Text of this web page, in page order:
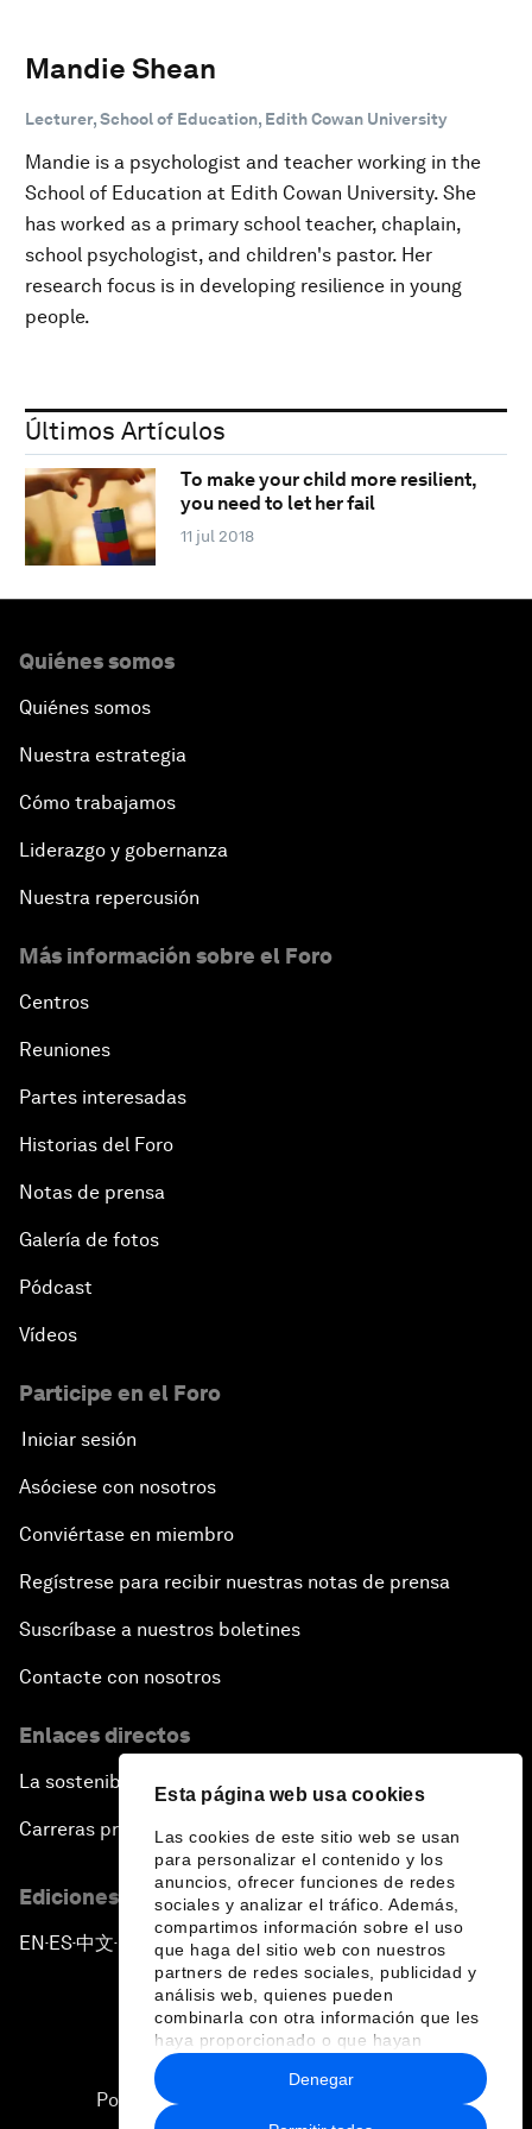
Esta página web usa cookies
Las cookies de este sitio web se usan
para personalizar el contenido y los
anuncios, ofrecer funciones de redes
sociales y analizar el tráfico. Además,
compartimos información sobre el uso
que haga del sitio web con nuestros
partners de redes sociales, publicidad y
análisis web, quienes pueden
combinarla con otra información que les
haya proporcionado o que hayan
recopilado a partir del uso que haya
hecho de sus servicios.
Denegar
Mandie Shean
Lecturer, School of Education, Edith Cowan University
Mandie is a psychologist and teacher working in the
School of Education at Edith Cowan University. She
has worked as a primary school teacher, chaplain,
school psychologist, and children's pastor. Her
research focus is in developing resilience in young
people.
Últimos Artículos
To make your child more resilient,
you need to let her fail
11 jul 2018
Quiénes somos
Quiénes somos
Nuestra estrategia
Cómo trabajamos
Liderazgo y gobernanza
Nuestra repercusión
Más información sobre el Foro
Centros
Reuniones
Partes interesadas
Historias del Foro
Notas de prensa
Galería de fotos
Pódcast
Vídeos
Participe en el Foro
Iniciar sesión
Asóciese con nosotros
Conviértase en miembro
Regístrese para recibir nuestras notas de prensa
Suscríbase a nuestros boletines
Contacte con nosotros
Enlaces directos
La sostenibilidad en el Foro
Carreras profesionales
Ediciones en otros idiomas
EN ▪ES▪中文▪ 日本語
Política de privacidad y normas de uso